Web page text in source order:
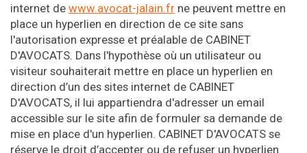
internet de www.avocat-jalain.fr ne peuvent mettre en
place un hyperlien en direction de ce site sans
l'autorisation expresse et préalable de CABINET
D'AVOCATS. Dans l'hypothèse où un utilisateur ou
visiteur souhaiterait mettre en place un hyperlien en
direction d’un des sites internet de CABINET
D'AVOCATS, il lui appartiendra d'adresser un email
accessible sur le site afin de formuler sa demande de
mise en place d'un hyperlien. CABINET D'AVOCATS se
réserve le droit d’accepter ou de refuser un hyperlien